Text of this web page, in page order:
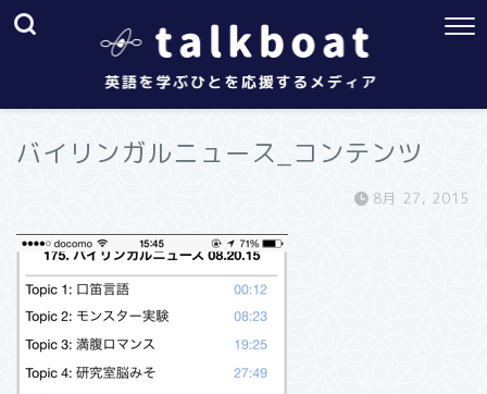
バイリンガルニュース_コンテンツ
8月 27, 2015